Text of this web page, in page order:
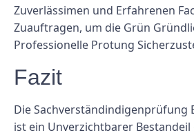
Zuverlässimen und Erfahrenen
Zuauftragen, um die Grün
Professionelle Protung
Fazit
Die Sachverständindigenprüfung
ist ein Unverzichtbarer